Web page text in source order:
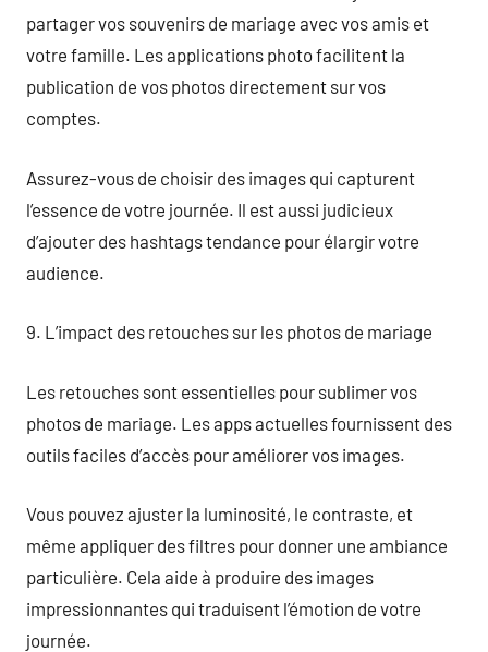
partager vos souvenirs de mariage avec vos amis et
votre famille. Les applications photo facilitent la
publication de vos photos directement sur vos
comptes.
Assurez-vous de choisir des images qui capturent
l’essence de votre journée. Il est aussi judicieux
d’ajouter des hashtags tendance pour élargir votre
audience.
9. L’impact des retouches sur les photos de mariage
Les retouches sont essentielles pour sublimer vos
photos de mariage. Les apps actuelles fournissent des
outils faciles d’accès pour améliorer vos images.
Vous pouvez ajuster la luminosité, le contraste, et
même appliquer des filtres pour donner une ambiance
particulière. Cela aide à produire des images
impressionnantes qui traduisent l’émotion de votre
journée.